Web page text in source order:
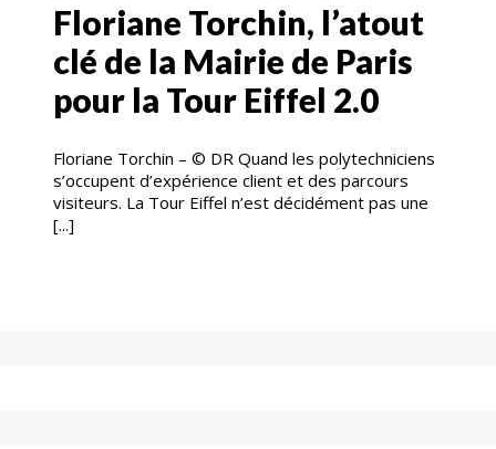
Floriane Torchin, l’atout
clé de la Mairie de Paris
pour la Tour Eiffel 2.0
Floriane Torchin – © DR Quand les polytechniciens
s’occupent d’expérience client et des parcours
visiteurs. La Tour Eiffel n’est décidément pas une
[...]